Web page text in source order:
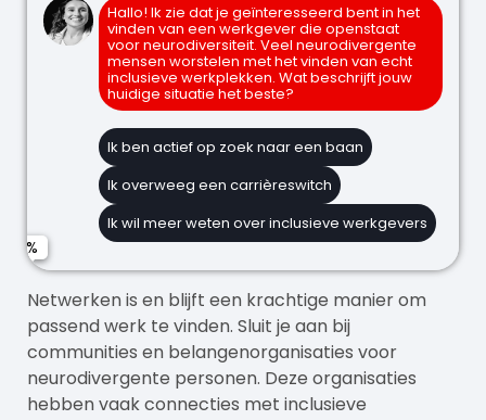
Hallo! Ik zie dat je geïnteresseerd bent in het
vinden van een werkgever die openstaat
voor neurodiversiteit. Veel neurodivergente
mensen worstelen met het vinden van echt
inclusieve werkplekken. Wat beschrijft jouw
huidige situatie het beste?
Ik ben actief op zoek naar een baan
Ik overweeg een carrièreswitch
Ik wil meer weten over inclusieve werkgevers
Een werkgever die mijn autisme/neurodiversiteit
Mogelijkheden voor werkplekaanpassingen
beperkingen
Tips voor het herkennen van inclusieve
Begeleiding bij het sollicitatieproces
Contact met werkgevers die openstaan voor
neurodiversiteit
E-mailadres
Telefoonnummer (optioneel)
Netwerken is en blijft een krachtige manier om
passend werk te vinden. Sluit je aan bij
communities en belangenorganisaties voor
neurodivergente personen. Deze organisaties
hebben vaak connecties met inclusieve